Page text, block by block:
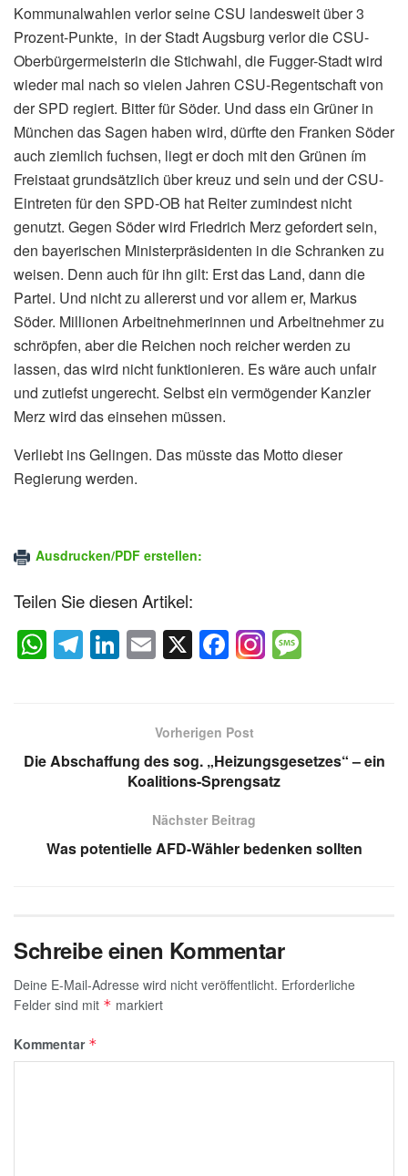
Kommunalwahlen verlor seine CSU landesweit über 3
Prozent-Punkte, in der Stadt Augsburg verlor die CSU-
Oberbürgermeisterin die Stichwahl, die Fugger-Stadt wird
wieder mal nach so vielen Jahren CSU-Regentschaft von
der SPD regiert. Bitter für Söder. Und dass ein Grüner in
München das Sagen haben wird, dürfte den Franken Söder
auch ziemlich fuchsen, liegt er doch mit den Grünen ím
Freistaat grundsätzlich über kreuz und sein und der CSU-
Eintreten für den SPD-OB hat Reiter zumindest nicht
genutzt. Gegen Söder wird Friedrich Merz gefordert sein,
den bayerischen Ministerpräsidenten in die Schranken zu
weisen. Denn auch für ihn gilt: Erst das Land, dann die
Partei. Und nicht zu allererst und vor allem er, Markus
Söder. Millionen Arbeitnehmerinnen und Arbeitnehmer zu
schröpfen, aber die Reichen noch reicher werden zu
lassen, das wird nicht funktionieren. Es wäre auch unfair
und zutiefst ungerecht. Selbst ein vermögender Kanzler
Merz wird das einsehen müssen.
Verliebt ins Gelingen. Das müsste das Motto dieser
Regierung werden.
Ausdrucken/PDF erstellen:
Teilen Sie diesen Artikel:
W
h
A
T
el
a
Li
n
dI
n
E
m
X F
a
e
b
o
o
k
g
Vorherigen Post
Die Abschaffung des sog. „Heizungsgesetzes“ – ein
Koalitions-Sprengsatz
Nächster Beitrag
Was potentielle AFD-Wähler bedenken sollten
Schreibe einen Kommentar
Deine E-Mail-Adresse wird nicht veröffentlicht. Erforderliche
Felder sind mit * markiert
Kommentar *